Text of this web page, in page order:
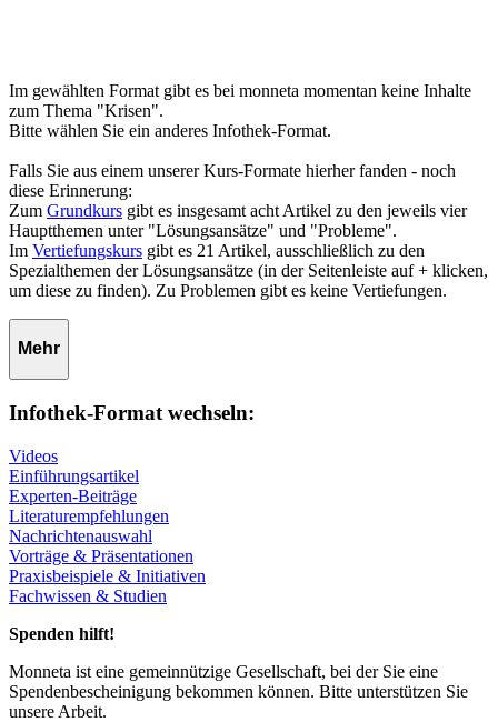
Im gewählten Format gibt es bei monneta momentan keine Inhalte
zum Thema "Krisen".
Bitte wählen Sie ein anderes Infothek-Format.
Falls Sie aus einem unserer Kurs-Formate hierher fanden - noch
diese Erinnerung:
Zum Grundkurs gibt es insgesamt acht Artikel zu den jeweils vier
Hauptthemen unter "Lösungsansätze" und "Probleme".
Im Vertiefungskurs gibt es 21 Artikel, ausschließlich zu den
Spezialthemen der Lösungsansätze (in der Seitenleiste auf + klicken,
um diese zu finden). Zu Problemen gibt es keine Vertiefungen.
Mehr
Infothek-Format wechseln:
Videos
Einführungsartikel
Experten-Beiträge
Literaturempfehlungen
Nachrichtenauswahl
Vorträge & Präsentationen
Praxisbeispiele & Initiativen
Fachwissen & Studien
Spenden hilft!
Monneta ist eine gemeinnützige Gesellschaft, bei der Sie eine
Spendenbescheinigung bekommen können. Bitte unterstützen Sie
unsere Arbeit.